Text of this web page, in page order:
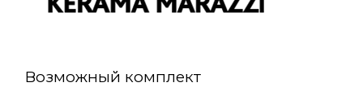
Возможный комплект